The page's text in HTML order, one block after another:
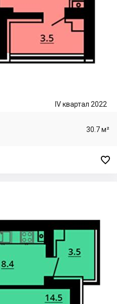
IV квартал 2022
30.7 м²
